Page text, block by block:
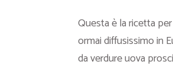
Questa è la ricetta
ormai diffusissimo in
da verdure uova